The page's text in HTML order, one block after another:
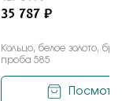
35 787 ₽
Кольцо, белое золото,
проба 585